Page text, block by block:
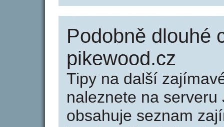
Podobně dlouhé
pikewood.cz
Tipy na další
naleznete na serveru
obsahuje seznam